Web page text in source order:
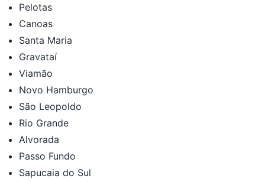
Pelotas
Canoas
Santa Maria
Gravataí
Viamão
Novo Hamburgo
São Leopoldo
Rio Grande
Alvorada
Passo Fundo
Sapucaia do Sul